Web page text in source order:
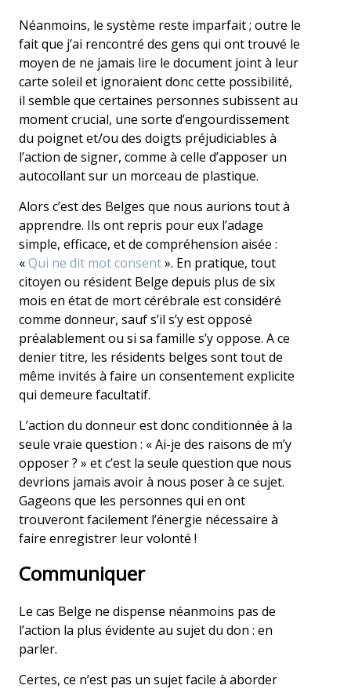
Néanmoins, le système reste imparfait ; outre le
fait que j’ai rencontré des gens qui ont trouvé le
moyen de ne jamais lire le document joint à leur
carte soleil et ignoraient donc cette possibilité,
il semble que certaines personnes subissent au
moment crucial, une sorte d’engourdissement
du poignet et/ou des doigts préjudiciables à
l’action de signer, comme à celle d’apposer un
autocollant sur un morceau de plastique.
Alors c’est des Belges que nous aurions tout à
apprendre. Ils ont repris pour eux l’adage
simple, efficace, et de compréhension aisée :
«Qui ne dit mot consent». En pratique, tout
citoyen ou résident Belge depuis plus de six
mois en état de mort cérébrale est considéré
comme donneur, sauf s’il s’y est opposé
préalablement ou si sa famille s’y oppose. A ce
denier titre, les résidents belges sont tout de
même invités à faire un consentement explicite
qui demeure facultatif.
L’action du donneur est donc conditionnée à la
seule vraie question : « Ai-je des raisons de m’y
opposer ? » et c’est la seule question que nous
devrions jamais avoir à nous poser à ce sujet.
Gageons que les personnes qui en ont
trouveront facilement l’énergie nécessaire à
faire enregistrer leur volonté !
Communiquer
Le cas Belge ne dispense néanmoins pas de
l’action la plus évidente au sujet du don : en
parler.
Certes, ce n’est pas un sujet facile à aborder